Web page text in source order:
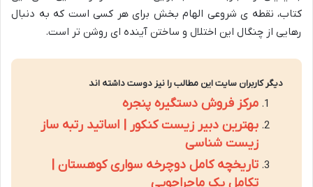
کتاب، نقطه ی شروعی الهام بخش برای هر کسی است که به دنبال
رهایی از چنگال این اختلال و ساختن آینده ای روشن تر است.
دیگر کاربران سایت این مطالب را نیز دوست داشته اند
مرکز فروش دستگیره پنجره
بهترین دبیر زیست کنکور | اساتید رتبه ساز
زیست شناسی
تاریخچه کامل دوچرخه سواری کوهستان |
تکامل یک ماجراجویی